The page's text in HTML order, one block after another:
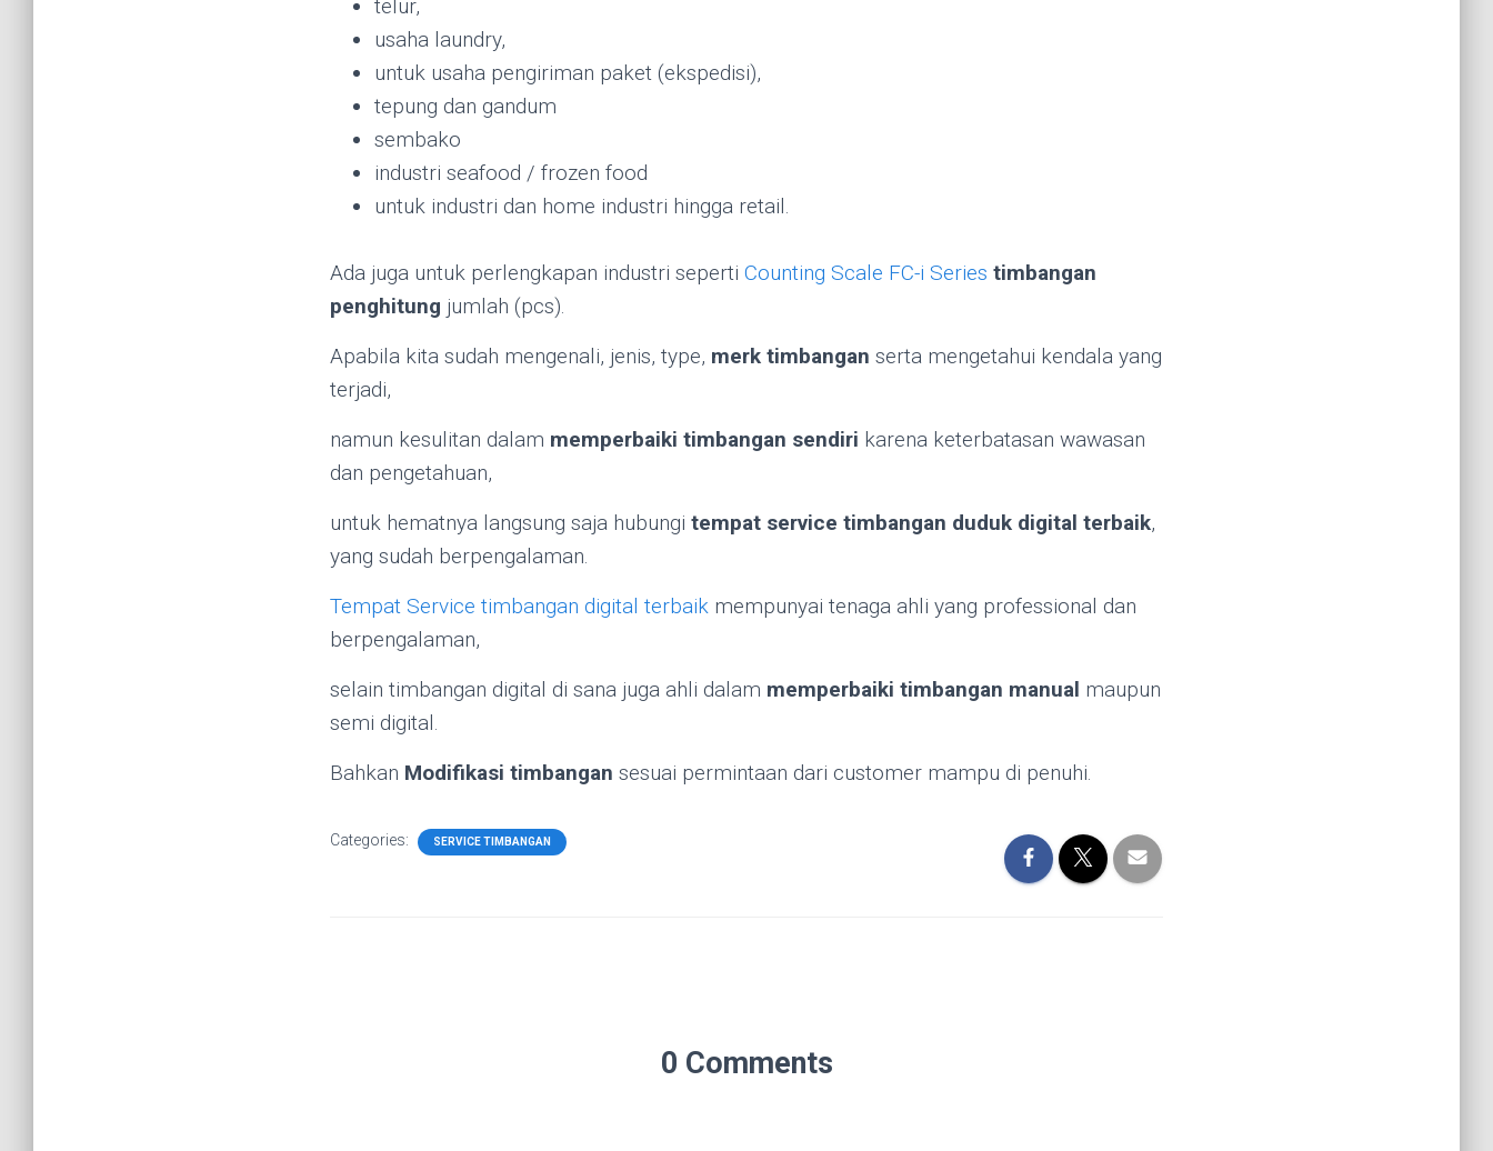
telur,
usaha laundry,
untuk usaha pengiriman paket (ekspedisi),
tepung dan gandum
sembako
industri seafood / frozen food
untuk industri dan home industri hingga retail.
Ada juga untuk perlengkapan industri seperti Counting Scale FC-i Series timbangan
penghitung jumlah (pcs).
Apabila kita sudah mengenali, jenis, type, merk timbangan serta mengetahui kendala yang
terjadi,
namun kesulitan dalam memperbaiki timbangan sendiri karena keterbatasan wawasan
dan pengetahuan,
untuk hematnya langsung saja hubungi tempat service timbangan duduk digital terbaik,
yang sudah berpengalaman.
Tempat Service timbangan digital terbaik mempunyai tenaga ahli yang professional dan
berpengalaman,
selain timbangan digital di sana juga ahli dalam memperbaiki timbangan manual maupun
semi digital.
Bahkan Modifikasi timbangan sesuai permintaan dari customer mampu di penuhi.
Categories: SERVICE TIMBANGAN
0 Comments